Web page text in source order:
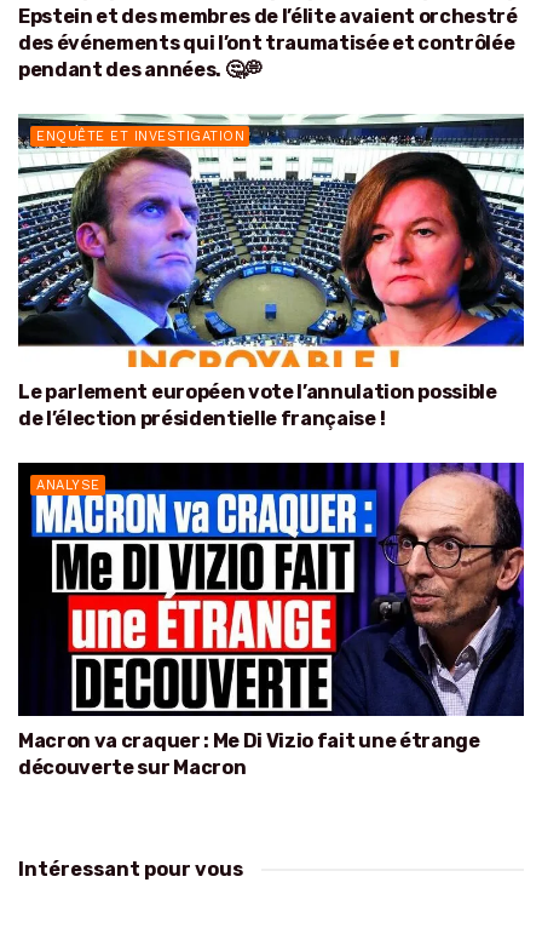
Epstein et des membres de l’élite avaient orchestré
des événements qui l’ont traumatisée et contrôlée
pendant des années. 🤔💭
ENQUÊTE ET INVESTIGATION
Le parlement européen vote l’annulation possible
de l’élection présidentielle française !
ANALYSE
Macron va craquer : Me Di Vizio fait une étrange
découverte sur Macron
Intéressant pour vous